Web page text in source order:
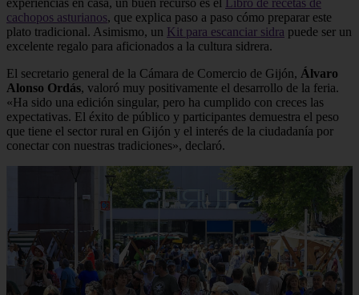
experiencias en casa, un buen recurso es el Libro de recetas de
cachopos asturianos, que explica paso a paso cómo preparar este
plato tradicional. Asimismo, un Kit para escanciar sidra puede ser un
excelente regalo para aficionados a la cultura sidrera.
El secretario general de la Cámara de Comercio de Gijón, Álvaro
Alonso Ordás, valoró muy positivamente el desarrollo de la feria.
«Ha sido una edición singular, pero ha cumplido con creces las
expectativas. El éxito de público y participantes demuestra el peso
que tiene el sector rural en Gijón y el interés de la ciudadanía por
conectar con nuestras tradiciones», declaró.